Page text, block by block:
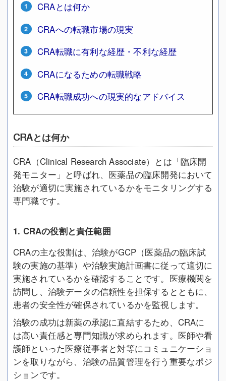
CRAとは何か
CRAへの転職市場の現実
CRA転職に有利な経歴・不利な経歴
CRAになるための転職戦略
CRA転職成功への現実的なアドバイス
CRAとは何か
CRA（Clinical Research Associate）とは「臨床開
発モニター」と呼ばれ、医薬品の臨床開発において
治験が適切に実施されているかをモニタリングする
専門職です。
1. CRAの役割と責任範囲
CRAの主な役割は、治験がGCP（医薬品の臨床試
験の実施の基準）や治験実施計画書に従って適切に
実施されているかを確認することです。医療機関を
訪問し、治験データの信頼性を担保するとともに、
患者の安全性が確保されているかを監視します。
治験の成功は新薬の承認に直結するため、CRAに
は高い責任感と専門知識が求められます。医師や看
護師といった医療従事者と対等にコミュニケーショ
ンを取りながら、治験の品質管理を行う重要なポジ
ションです。